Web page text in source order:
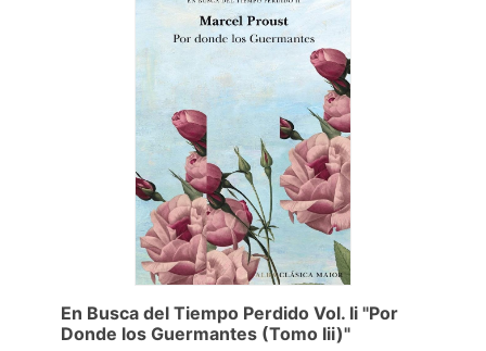
En Busca del Tiempo Perdido Vol. Ii "Por
Donde los Guermantes (Tomo Iii)"